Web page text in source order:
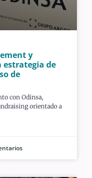
y
estrategia de
de
con Odinsa,
orientado a